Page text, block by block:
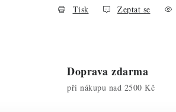
Tisk Zeptat se
Doprava zdarma
při nákupu nad 2500 Kč